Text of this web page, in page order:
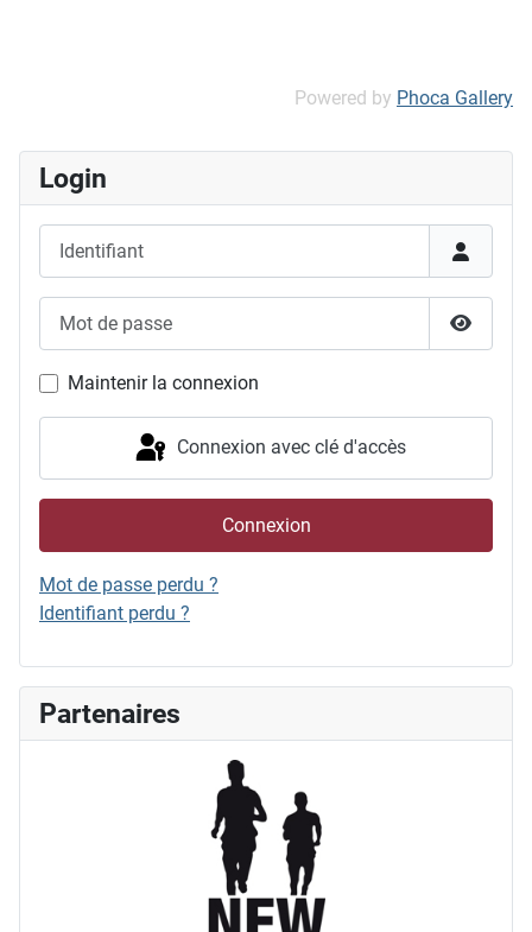
Powered by Phoca Gallery
Login
Afficher
Maintenir la connexion
Connexion avec clé d'accès
Connexion
Mot de passe perdu ?
Identifiant perdu ?
Partenaires